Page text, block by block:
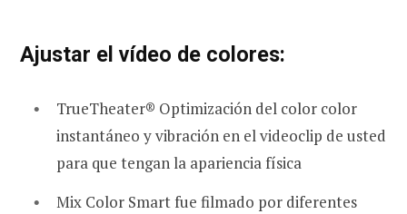
Ajustar el vídeo de colores:
TrueTheater® Optimización del color color
instantáneo y vibración en el videoclip de usted
para que tengan la apariencia física
Mix Color Smart fue filmado por diferentes